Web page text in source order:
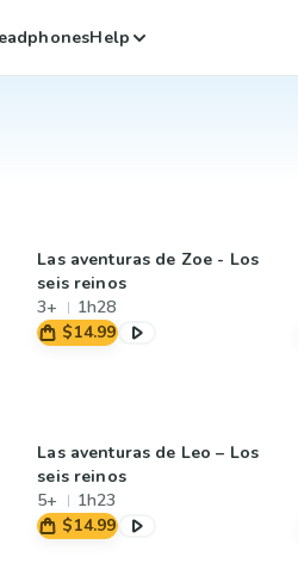
Help
Las aventuras de Zoe - Los
seis reinos
3+
1h28
$14.99
Las aventuras de Leo – Los
seis reinos
5+
1h23
$14.99